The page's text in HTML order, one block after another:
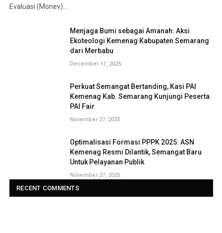
Evaluasi (Monev)…
Menjaga Bumi sebagai Amanah: Aksi
Ekoteologi Kemenag Kabupaten Semarang
dari Merbabu
December 11, 2025
Perkuat Semangat Bertanding, Kasi PAI
Kemenag Kab. Semarang Kunjungi Peserta
PAI Fair
November 27, 2025
Optimalisasi Formasi PPPK 2025: ASN
Kemenag Resmi Dilantik, Semangat Baru
Untuk Pelayanan Publik
November 27, 2025
RECENT COMMENTS